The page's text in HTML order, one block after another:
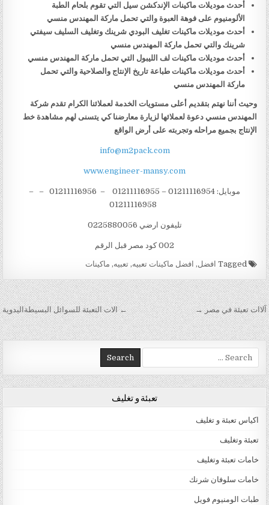
أحدث موديلات ماكينات الإندكشن سيل التي تقوم بلحام الطبة
الألومنيوم على فوهة العبوة والتي تحمل ماركة المهندس منسي
أحدث موديلات ماكينات تغليف البودي شرينك وتغليف السليف سيفتي
شرينك والتي تحمل ماركة المهندس منسي
أحدث موديلات ماكينات لف الليبول التي تحمل ماركة المهندس منسي
أحدث موديلات ماكينات طباعة تاريخ الإنتاج والصلاحية والتي تحمل
ماركة المهندس منسي
وحيث أننا نهتم بتقديم أعلى مستويات الخدمة لعملائنا الكرام تقدم شركة
المهندس منسي دعوة لعملائها لزيارة معارضنا كي يتسنى لهم مشاهدة خط
الإنتاج بجميع مراحله وتجربته على أرض الواقع
info@m2pack.com
www.engineer-mansy.com
موبايل: 01211116954 – 01211116955 – 01211116956 – –
تليفون ارضي 0225880056
002 كود مصر قبل الرقم
Tagged افضل, افضل ماكينات تعبيه,تعبيه, ماكينات
تصفّح المقالات ← الات التعبئة للسوائل البسيطةاليدوية آلاات تعبئة في مصر →
Search for:
تعبئة و تغليف
اكياس تعبئة و تغليف
تعبئة وتغليف
خامات تعبئة وتغليف
خامات سلوفان شرنك
طبات الومنيوم فويل